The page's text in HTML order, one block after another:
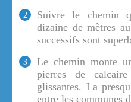
2
Suivre le chemin
dizaine de mètres
successifs sont
3
Le chemin monte
pierres de
glissantes. La
entre les communes